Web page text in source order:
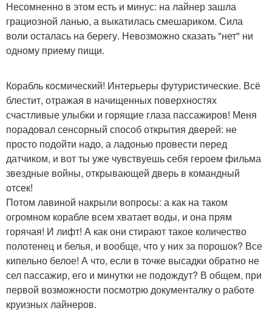
Несомненно в этом есть и минус: на лайнер зашла
грациозной ланью, а выкатилась смешариком. Сила
воли осталась на берегу. Невозможно сказать "нет" ни
одному приему пищи.
Корабль космический! Интерьеры футуристические. Всё
блестит, отражая в начищенных поверхностях
счастливые улыбки и горящие глаза пассажиров! Меня
порадовал сенсорный способ открытия дверей: не
просто подойти надо, а ладонью провести перед
датчиком, и вот ты уже чувствуешь себя героем фильма
звездные войны, открывающей дверь в командный
отсек!
Потом лавиной накрыли вопросы: а как на таком
огромном корабле всем хватает воды, и она прям
горячая! И лифт! А как они стирают такое количество
полотенец и белья, и вообще, что у них за порошок? Все
кипельно белое! А что, если в точке высадки обратно не
сел пассажир, его и минутки не подождут? В общем, при
первой возможности посмотрю документалку о работе
круизных лайнеров.